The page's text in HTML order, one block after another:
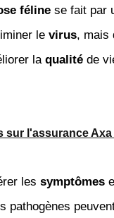
félinese fait par
le virus, mais
la qualitéde
sur l'assurance
les symptômes
pathogènes